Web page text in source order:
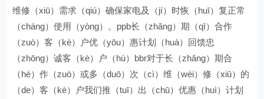
维修（xiū）需求（qiú）确保家电及（jí）时恢（huī）复正常
（cháng）使用（yòng）。ppb长（zhǎng）期（qī）合作
（zuò）客（kè）户优（yōu）惠计划（huà）回馈忠
（zhōng）诚客（kè）户（hù）bbr对于长（zhǎng）期合
（hé）作（zuò）或多（duō）次（cì）维（wéi）修（xiū）的
（de）客（kè）户我们推（tuī）出（chū）优惠（huì）计划